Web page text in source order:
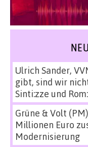
Ulrich Sander,
gibt, sind wir
Sinti:zze und
Grüne & Volt (PM)
Millionen Euro
Modernisierung